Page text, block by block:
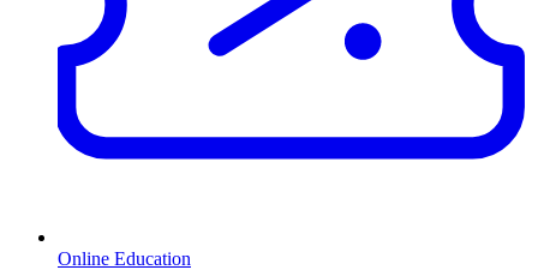
Online Education